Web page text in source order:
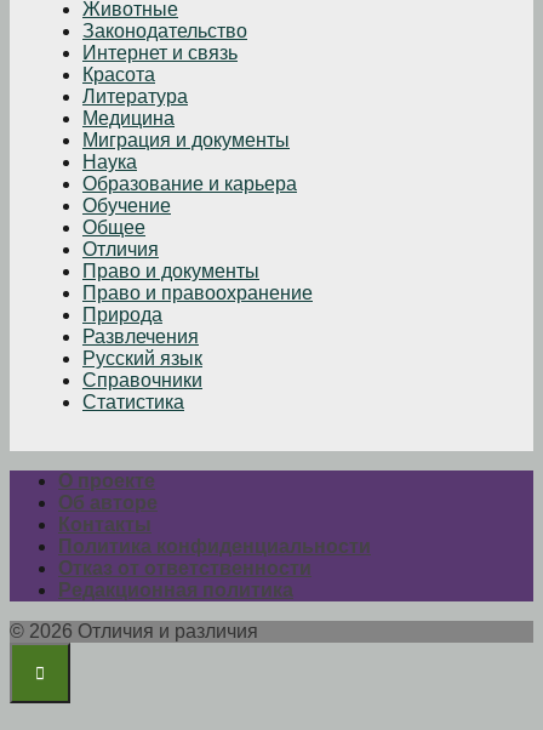
Животные
Законодательство
Интернет и связь
Красота
Литература
Медицина
Миграция и документы
Наука
Образование и карьера
Обучение
Общее
Отличия
Право и документы
Право и правоохранение
Природа
Развлечения
Русский язык
Справочники
Статистика
О проекте
Об авторе
Контакты
Политика конфиденциальности
Отказ от ответственности
Редакционная политика
© 2026 Отличия и различия